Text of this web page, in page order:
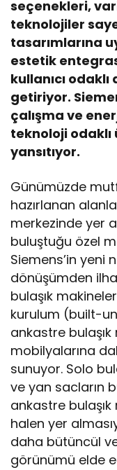
seçenekleri,
teknolojiler
tasarımlarına
estetik
kullanıcı
getiriyor.
çalışma ve
teknoloji odaklı
yansıtıyor.
Günümüzde
hazırlanan
merkezinde yer
buluştuğu özel
Siemens’in yeni
dönüşümden
bulaşık
kurulum (built-
ankastre
mobilyalarına
sunuyor. Solo
ve yan sacların
ankastre bulaşık
halen yer
daha bütüncül
görünümü elde